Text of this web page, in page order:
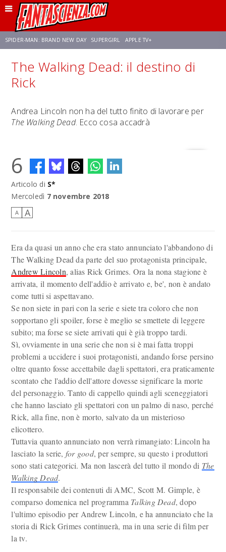
SPIDER-MAN: BRAND NEW DAY SUPERGIRL APPLE TV+
FRANCO RICCIARDIELLO ZENDAYA STAR TREK AVENGERS: DOOMSDAY
The Walking Dead: il destino di
Rick
Andrea Lincoln non ha del tutto finito di lavorare per
The Walking Dead. Ecco cosa accadrà
6
Articolo di S*
Mercoledì 7 novembre 2018
A A
Era da quasi un anno che era stato annunciato l'abbandono di
The Walking Dead da parte del suo protagonista principale,
Andrew Lincoln, alias Rick Grimes. Ora la nona stagione è
arrivata, il momento dell'addio è arrivato e, be', non è andato
come tutti si aspettavano.
Se non siete in pari con la serie e siete tra coloro che non
sopportano gli spoiler, forse è meglio se smettete di leggere
subito; ma forse se siete arrivati qui è già troppo tardi.
Sì, ovviamente in una serie che non si è mai fatta troppi
problemi a uccidere i suoi protagonisti, andando forse persino
oltre quanto fosse accettabile dagli spettatori, era praticamente
scontato che l'addio dell'attore dovesse significare la morte
del personaggio. Tanto di cappello quindi agli sceneggiatori
che hanno lasciato gli spettatori con un palmo di naso, perché
Rick, alla fine, non è morto, salvato da un misterioso
elicottero.
Tuttavia quanto annunciato non verrà rimangiato: Lincoln ha
lasciato la serie, for good, per sempre, su questo i produttori
sono stati categorici. Ma non lascerà del tutto il mondo di The
Walking Dead.
Il responsabile dei contenuti di AMC, Scott M. Gimple, è
comparso domenica nel programma Talking Dead, dopo
l'ultimo episodio per Andrew Lincoln, e ha annunciato che la
storia di Rick Grimes continuerà, ma in una serie di film per
la tv.